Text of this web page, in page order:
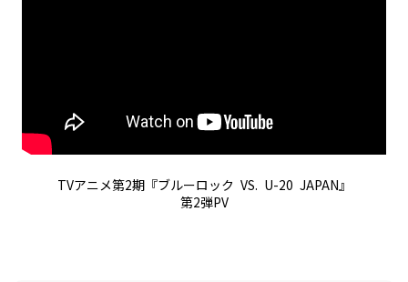
TVアニメ第2期『ブルーロック VS. U-20 JAPAN』
第2弾PV